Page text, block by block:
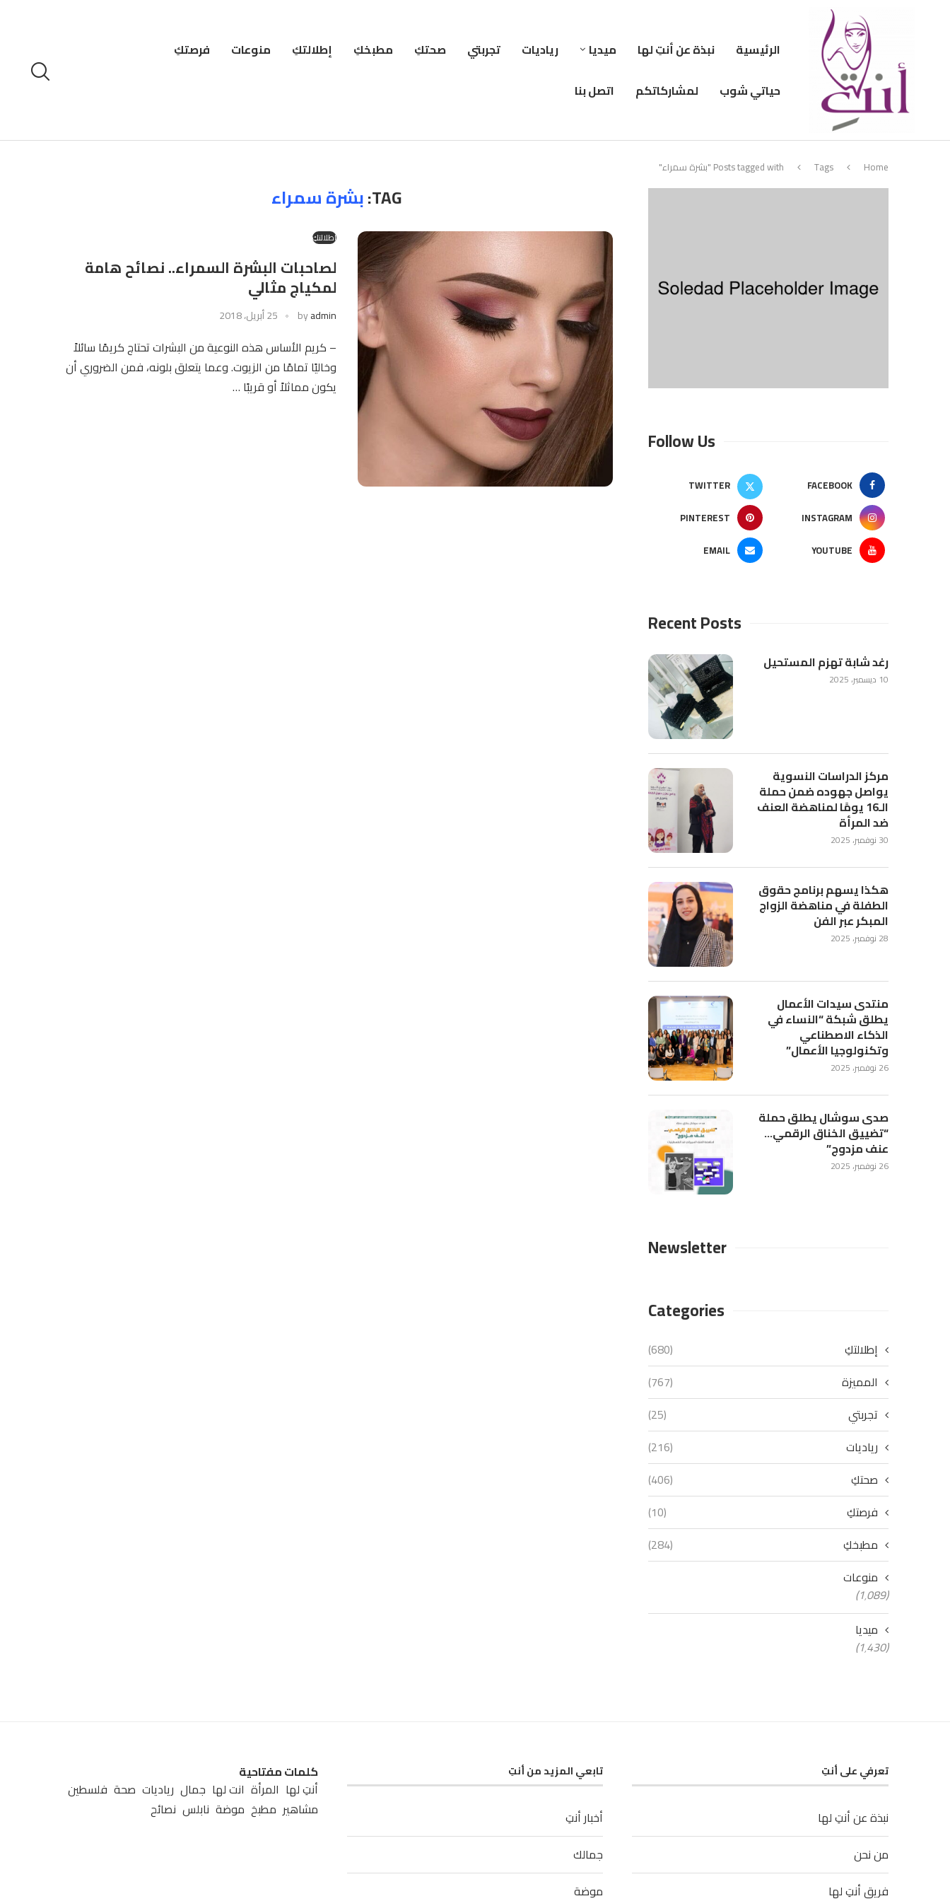
الرئيسية نبذة عن أنتِ لها ميديا رياديات تجربتي صحتكِ مطبخكِ إطلالتكِ منوعات
فرصتكِ
حياتي شوب
لمشاركاتكم اتصل بنا
Home
Tags Posts tagged with "بشرة سمراء"
TAG: بشرة سمراء
إطلالتكِ
لصاحبات البشرة السمراء.. نصائح هامة
لمكياج مثالي
byadmin 25 أبريل، 2018
– كريم الأساس هذه النوعية من البشرات تحتاج كريمًا سائلاً
وخاليًا تمامًا من الزيوت. وعما يتعلق بلونه، فمن الضروري أن
يكون مماثلاً أو قريبًا …
Follow Us
FACEBOOK
TWITTER
INSTAGRAM
PINTEREST
YOUTUBE
EMAIL
Recent Posts
رغد شابة تهزم المستحيل
10 ديسمبر، 2025
مركز الدراسات النسوية
يواصل جهوده ضمن حملة
الـ16 يومًا لمناهضة العنف
ضد المرأة
30 نوفمبر، 2025
هكذا يسهم برنامج حقوق
الطفلة في مناهضة الزواج
المبكر عبر الفن
28 نوفمبر، 2025
منتدى سيدات الأعمال
يطلق شبكة “النساء في
الذكاء الاصطناعي
وتكنولوجيا الأعمال”
26 نوفمبر، 2025
صدى سوشال يطلق حملة
“تضييق الخناق الرقمي…
عنف مزدوج”
26 نوفمبر، 2025
Newsletter
Categories
إطلالتكِ
(680)
المميزة
(767)
تجربتي
(25)
رياديات
(216)
صحتكِ
(406)
فرصتكِ
(10)
مطبخكِ
(284)
منوعات
(1٬089)
ميديا
(1٬430)
تعرفي على أنتِ
نبذة عن أنتِ لها
من نحن
فريق أنتِ لها
تابعي المزيد من أنتِ
أخبار أنتِ
جمالك
موضة
كلمات مفتاحية
أنتِ لها المرأة انت لها جمال رياديات صحة فلسطين
مشاهير مطبخ موضة نابلس نصائح